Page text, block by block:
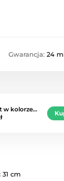
Gwarancja: 24
w kolorze…
31 cm